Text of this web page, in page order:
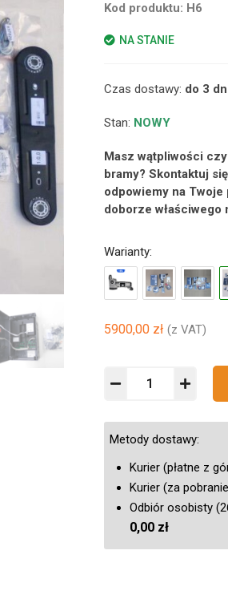
Kod produktu: H6
NA STANIE
Czas dostawy: do 3
Stan: NOWY
Masz wątpliwości
bramy? Skontaktuj
odpowiemy na Twoje
doborze właściwego
Warianty:
5900,00 zł (z VAT)
Metody dostawy:
Kurier (płatne z
Kurier (za
Odbiór osobisty
0,00 zł